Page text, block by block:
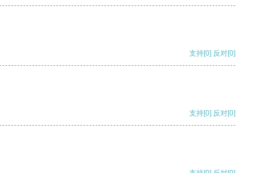
支持[0] 反对[0]
支持[0] 反对[0]